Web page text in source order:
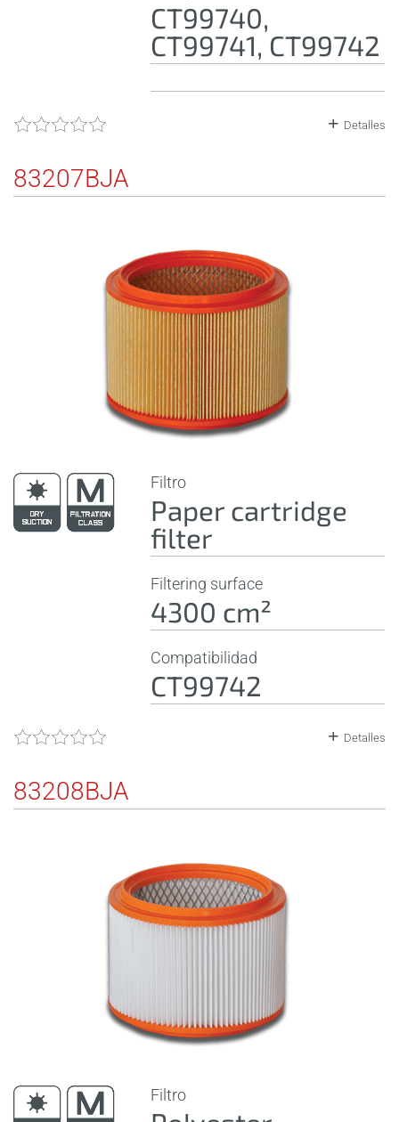
CT99740,
CT99741, CT99742
Detalles
83207BJA
Filtro
Paper cartridge
filter
Filtering surface
4300 cm²
Compatibilidad
CT99742
Detalles
83208BJA
Filtro